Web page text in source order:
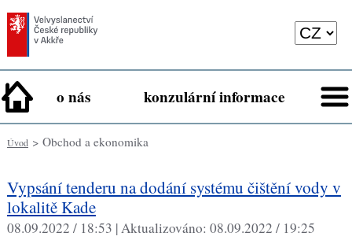
o nás konzulární informace
Úvod> Obchod a ekonomika
Vypsání tenderu na dodání systému čištění vody v
lokalitě Kade
08.09.2022 / 18:53 |Aktualizováno: 08.09.2022 / 19:25